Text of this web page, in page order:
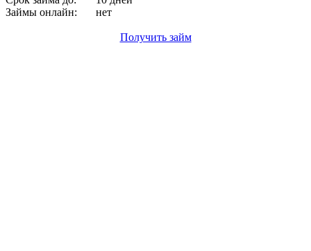
Займы онлайн:
нет
Получить займ